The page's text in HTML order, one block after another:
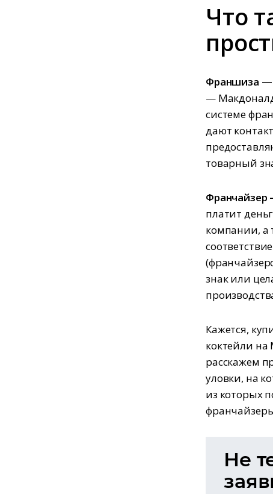
Что
Франшиза —
—
системе
дают
товарный
Франчайзер
платит
компании, а
знак или
Кажется,
коктейли на
расскажем
уловки, на
из которых
Не